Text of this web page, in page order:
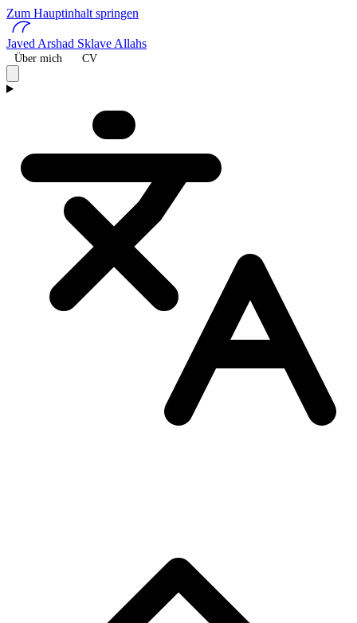
Zum Hauptinhalt springen
Javed Arshad Sklave Allahs
Über mich CV